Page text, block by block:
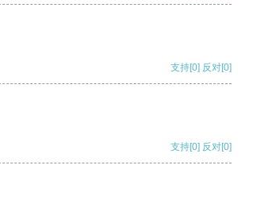
支持[0] 反对[0]
支持[0] 反对[0]